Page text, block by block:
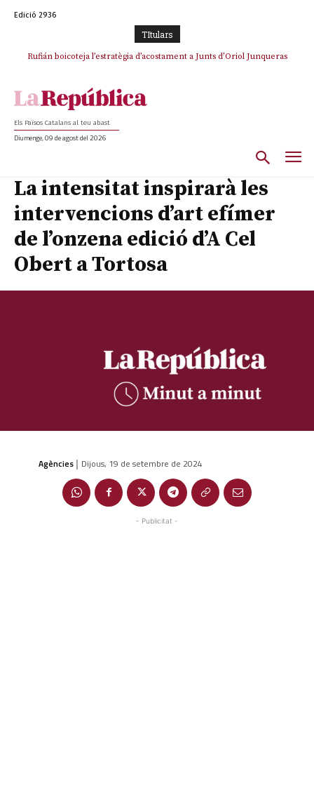
Edició 2936
TItulars
Rufián boicoteja l’estratègia d’acostament a Junts d’Oriol Junqueras
Rufián dinamita la unitat independentista amb un atac frontal al retorn
Els Països Catalans al teu abast
Diumenge, 09 de agost del 2026
La intensitat inspirarà les
intervencions d’art efímer
de l’onzena edició d’A Cel
Obert a Tortosa
Agències | Dijous, 19 de setembre de 2024
- Publicitat -